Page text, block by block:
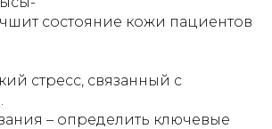
состояние кожи пациентов
стресс, связанный с
– определить ключевые